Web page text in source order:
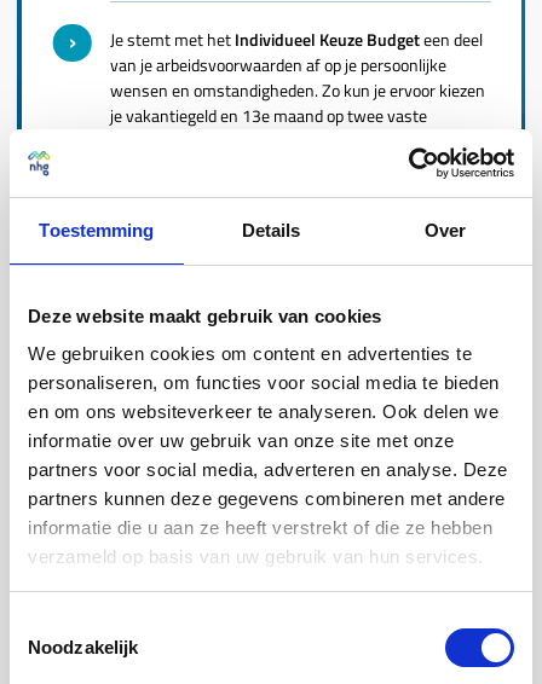
Toestemming Details Over
Deze website maakt gebruik van cookies
We gebruiken cookies om content en advertenties te
personaliseren, om functies voor social media te bieden
en om ons websiteverkeer te analyseren. Ook delen we
informatie over uw gebruik van onze site met onze
partners voor social media, adverteren en analyse. Deze
partners kunnen deze gegevens combineren met andere
informatie die u aan ze heeft verstrekt of die ze hebben
verzameld op basis van uw gebruik van hun services.
Noodzakelijk
Je stemt met hetIndividueel Keuze Budgeteen deel
van je arbeidsvoorwaarden af op je persoonlijke
wensen en omstandigheden. Zo kun je ervoor kiezen
je vakantiegeld en 13e maand op twee vaste
bovenwettelijke vakantie-uren opnemen als vrije tijd
of maandelijks laten uitbetalen. Jij bepaalt hoe je deze
onderdelen inzet.
Je werkt op eencentrale plekin het hart van de
markt en samenleving. Ons kantoor bevindt zich in
het World Trade Center in Utrecht, op loopafstand van
Utrecht Centraal. We werken hier met alle collega's
op één vloer, open en transparant. Een plek waar we
samenwerken en kennisdelen. En ook een
ontmoetingsplek voor onze partners.
Je reist duurzaam én comfortabel met eenNS
Business Card
. Hiermee reis je eerste klas voor zowel
woon-werkverkeer als zakelijke afspraken. Ook kun
je hiermee de bus, tram of metro nemen van jouw
huis naar het dichtsbijzijnde treinstation. Zo reis je